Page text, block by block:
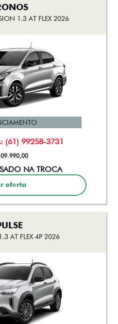
(61) 99258-3731
NA TROCA
oferta
1.3 AT FLEX 2026
(61) 99258-3731
NA TROCA
oferta
AT FLEX 4P 2026